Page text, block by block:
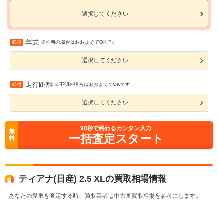
選択してください
必須 年式 ※不明の場合はおおよそでOKです
選択してください
必須 走行距離 ※不明の場合はおおよそでOKです
選択してください
無
料
90秒で終わるカンタン入力
一括査定スタート
ティアナ(日産) 2.5 XLの買取相場情報
あなたの愛車を査定する時、買取業者は中古車買取相場を参考にします。